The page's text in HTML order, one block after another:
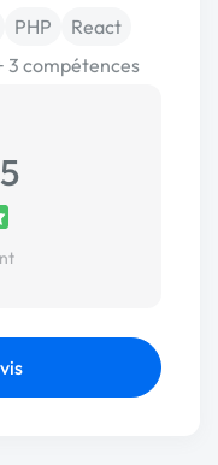
PHP
React
3 compétences